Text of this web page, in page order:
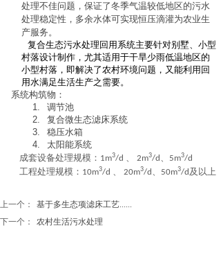
处理不佳问题，保证了冬季气温较低地区的污水
处理稳定性，多余水体可实现恒压滴灌为农业生
产服务。
复合生态污水处理回用系统主要针对别墅、小型
村落设计制作，尤其适用于干旱少雨低温地区的
小型村落，即解决了农村环境问题，又能利用回
用水满足生活生产之需要。
系统构筑物：
1.
调节池
2.
复合微生态滤床系统
3.
稳压水箱
4.
太阳能系统
成套设备处理规模： 1m3/d 、 2m3/d 、 5m3/d
工程处理规模： 10m3/d 、 20m3/d 、 50m3/d 及以上
上一个：
基于多生态项滤床工艺......
下一个：
农村生活污水处理